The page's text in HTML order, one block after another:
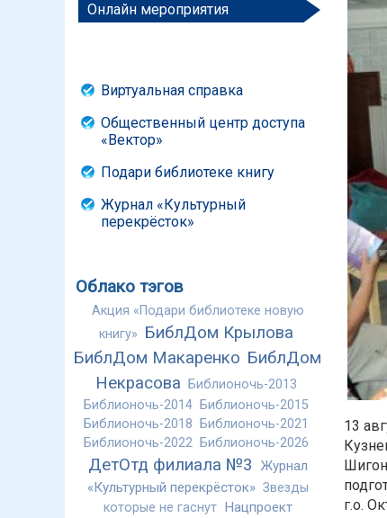
Онлайн мероприятия
Виртуальная справка
Общественный центр доступа
«Вектор»
Подари библиотеке книгу
Журнал «Культурный
перекрёсток»
Облако тэгов
Акция «Подари библиотеке новую
книгу» БиблДом Крылова
БиблДом Макаренко БиблДом
Некрасова
Библионочь-2013
Библионочь-2014
Библионочь-2015
Библионочь-2018
Библионочь-2021
Библионочь-2022
Библионочь-2026
ДетОтд филиала №3
Журнал
«Культурный перекрёсток» Звезды
которые не гаснут Нацпроект
13
г.о.